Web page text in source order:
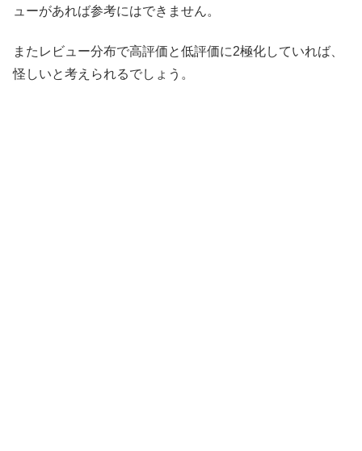
ューがあれば参考にはできません。
またレビュー分布で高評価と低評価に2極化していれば、
怪しいと考えられるでしょう。